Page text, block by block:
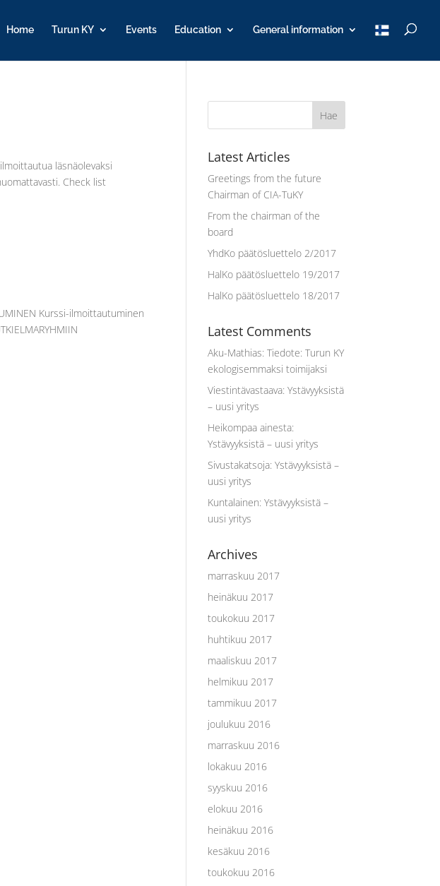
Home Turun KY Events Education General information
T
u
läsnäolevaksi
Check list
Kurssi-ilmoittautuminen
Latest Articles
Greetings from the future
Chairman of CIA-TuKY
From the chairman of the
board
YhdKo päätösluettelo 2/2017
HalKo päätösluettelo 19/2017
HalKo päätösluettelo 18/2017
Latest Comments
Aku-Mathias:Tiedote: Turun KY
ekologisemmaksi toimijaksi
Viestintävastaava:Ystävyyksistä
– uusi yritys
Heikompaa ainesta:
Ystävyyksistä – uusi yritys
Sivustakatsoja:Ystävyyksistä –
uusi yritys
Kuntalainen:Ystävyyksistä –
uusi yritys
Archives
marraskuu 2017
heinäkuu 2017
toukokuu 2017
huhtikuu 2017
maaliskuu 2017
helmikuu 2017
tammikuu 2017
joulukuu 2016
marraskuu 2016
lokakuu 2016
syyskuu 2016
elokuu 2016
heinäkuu 2016
kesäkuu 2016
toukokuu 2016